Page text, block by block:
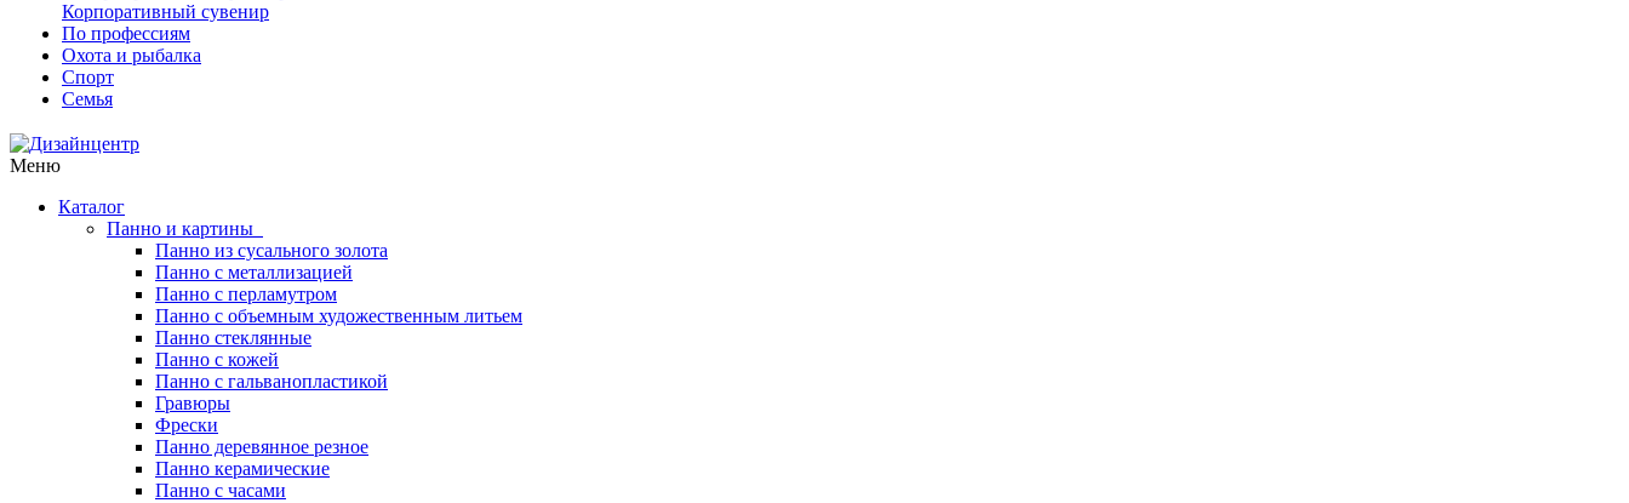
Корпоративный сувенир
По профессиям
Охота и рыбалка
Спорт
Семья
Меню
Каталог
Панно и картины
Панно из сусального золота
Панно с металлизацией
Панно с перламутром
Панно с объемным художественным литьем
Панно стеклянные
Панно с кожей
Панно с гальванопластикой
Гравюры
Фрески
Панно деревянное резное
Панно керамические
Панно с часами